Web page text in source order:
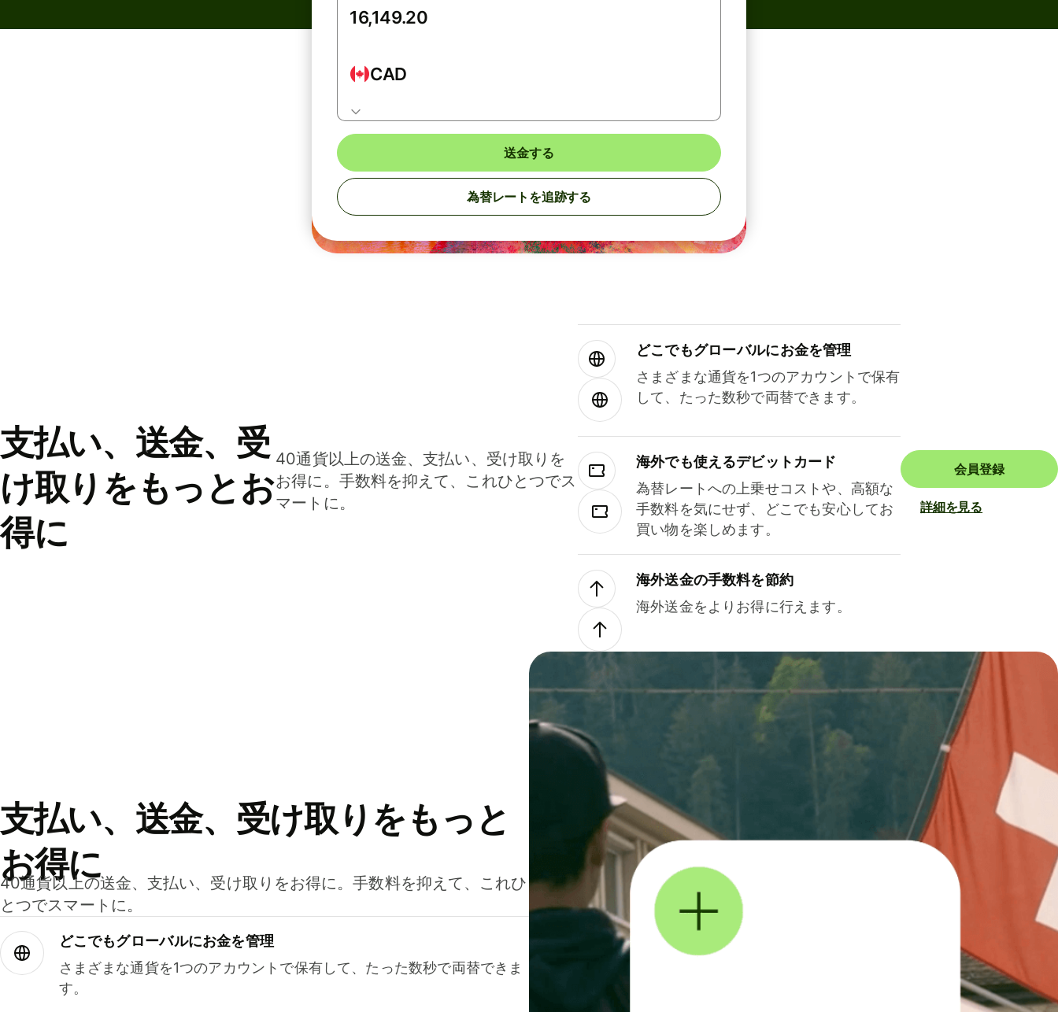
CAD
送金する
為替レートを追跡する
支払い、送金、受
け取りをもっとお
得に
40通貨以上の送金、支払い、受け取りを
お得に。手数料を抑えて、これひとつでス
マートに。
どこでもグ⁠ロ⁠ー⁠バ⁠ルにお金を管理
さまざまな通貨を1つのアカウントで保有
して、たった数秒で両替できます。
海外でも使えるデビットカード
為替レートへの上乗せコストや、高額な
手数料を気にせず、どこでも安心してお
買い物を楽しめます。
海外送金の手数料を節約
海外送金をよりお得に行えます。
会員登録
詳細を見る
支払い、送金、受け取りをもっと
お得に
40通貨以上の送金、支払い、受け取りをお得に。手数料を抑えて、これひ
とつでスマートに。
どこでもグ⁠ロ⁠ー⁠バ⁠ルにお金を管理
さまざまな通貨を1つのアカウントで保有して、たった数秒で両替できま
す。